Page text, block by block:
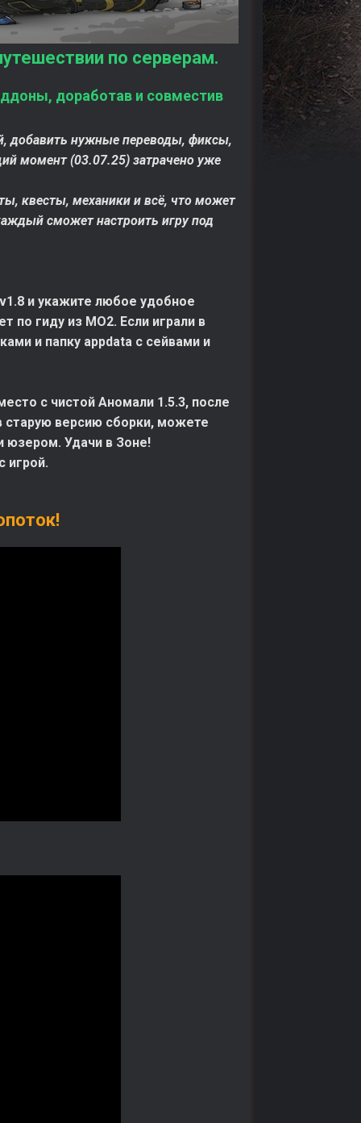
по серверам.
доработав и совместив
добавить нужные переводы, фиксы,
момент (03.07.25) затрачено уже
квесты, механики и всё, что может
сможет настроить игру под
и укажите любое удобное
по гиду из МО2. Если играли в
и папку appdata с сейвами и
с чистой Аномали 1.5.3, после
старую версию сборки, можете
юзером. Удачи в Зоне!
игрой.